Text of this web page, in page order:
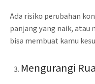
Ada risiko perubahan
panjang yang naik, atau
bisa membuat kamu
Mengurangi